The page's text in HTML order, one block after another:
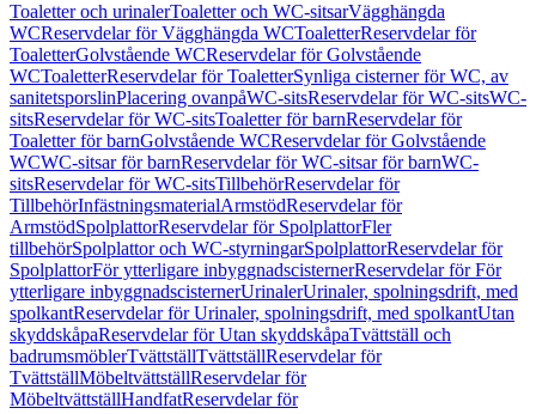
Toaletter och urinalerToaletter och WC-sitsarVägghängda
WCReservdelar för Vägghängda WCToaletterReservdelar för
ToaletterGolvstående WCReservdelar för Golvstående
WCToaletterReservdelar för ToaletterSynliga cisterner för WC, av
sanitetsporslinPlacering ovanpåWC-sitsReservdelar för WC-sitsWC-
sitsReservdelar för WC-sitsToaletter för barnReservdelar för
Toaletter för barnGolvstående WCReservdelar för Golvstående
WCWC-sitsar för barnReservdelar för WC-sitsar för barnWC-
sitsReservdelar för WC-sitsTillbehörReservdelar för
TillbehörInfästningsmaterialArmstödReservdelar för
ArmstödSpolplattorReservdelar för SpolplattorFler
tillbehörSpolplattor och WC-styrningarSpolplattorReservdelar för
SpolplattorFör ytterligare inbyggnadscisternerReservdelar för För
ytterligare inbyggnadscisternerUrinalerUrinaler, spolningsdrift, med
spolkantReservdelar för Urinaler, spolningsdrift, med spolkantUtan
skyddskåpaReservdelar för Utan skyddskåpaTvättställ och
badrumsmöblerTvättställTvättställReservdelar för
TvättställMöbeltvättställReservdelar för
MöbeltvättställHandfatReservdelar för